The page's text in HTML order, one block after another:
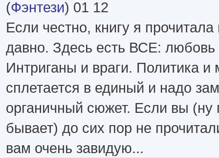
(Фэнтези) 01 12
Если честно, книгу я
давно. Здесь есть ВСЕ:
Интриганы и враги. Политика и
сплетается в единый и надо
органичный сюжет. Если вы (ну
бывает) до сих пор не
вам очень завидую...